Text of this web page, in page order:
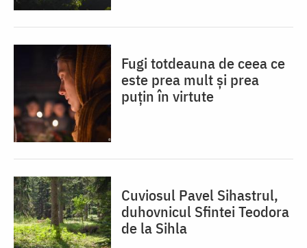
Fugi totdeauna de ceea ce
este prea mult și prea
puțin în virtute
Cuviosul Pavel Sihastrul,
duhovnicul Sfintei Teodora
de la Sihla